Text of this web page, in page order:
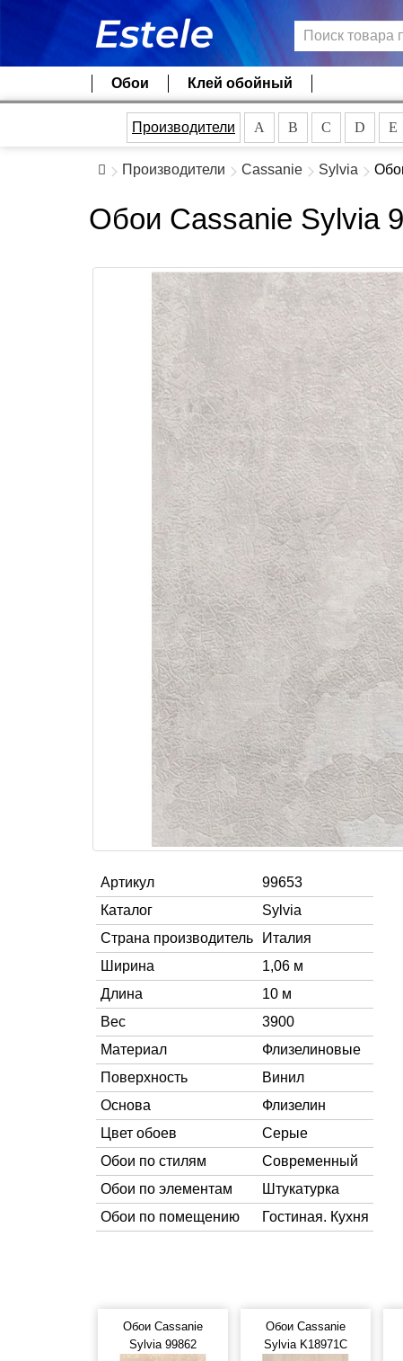
Обои Клей обойный
Производители A B C D E
Производители Cassanie Sylvia
Обои Cassanie Sylvia
Артикул
99653
Каталог
Sylvia
Страна производитель
Италия
Ширина
1,06 м
Длина
10 м
Вес
3900
Материал
Флизелиновые
Поверхность
Винил
Основа
Флизелин
Цвет обоев
Серые
Обои по стилям
Современный
Обои по элементам
Штукатурка
Обои по помещению
Гостиная. Кухня
Обои Cassanie
Sylvia 99862
Обои Cassanie
Sylvia K18971C